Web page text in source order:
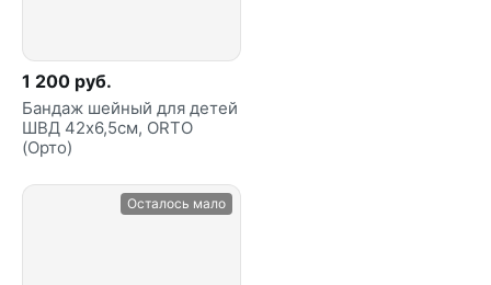
1 200 руб.
Бандаж шейный для детей
ШВД 42х6,5см, ORTO
(Орто)
Осталось мало